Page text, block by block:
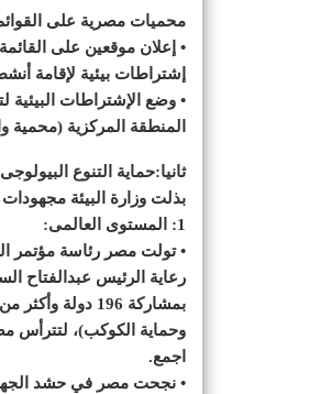
محميات مصرية على القوائم
• إعلان موقعين على
إشتراطات بيئية لإقامة
• وضع الإشتراطات البيئية
المنطقة المركزية (محمية
ثانيا:حماية التنوع البيولوجى
بذلت وزارة البيئة
1: المستوى العالمى:
وحماية الكوكب)، لتترأس
اجمع.
• نجحت مصر في حشد الجهود